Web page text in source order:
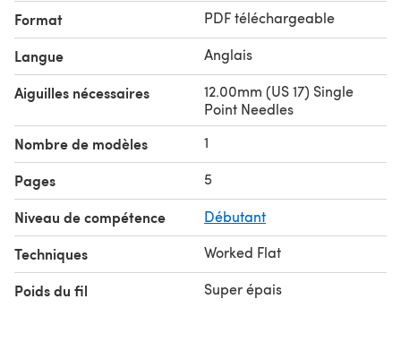
Format PDF téléchargeable
Langue Anglais
Aiguilles nécessaires
12.00mm (US 17) Single
Point Needles
Nombre de modèles 1
Pages 5
Niveau de compétence Débutant
Techniques Worked Flat
Poids du fil Super épais